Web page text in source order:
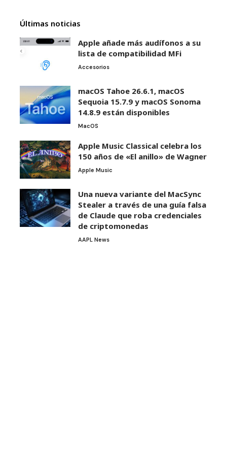
Últimas noticias
Apple añade más audífonos a su
lista de compatibilidad MFi
Accesorios
macOS Tahoe 26.6.1, macOS
Sequoia 15.7.9 y macOS Sonoma
14.8.9 están disponibles
MacOS
Apple Music Classical celebra los
150 años de «El anillo» de Wagner
Apple Music
Una nueva variante del MacSync
Stealer a través de una guía falsa
de Claude que roba credenciales
de criptomonedas
AAPL News